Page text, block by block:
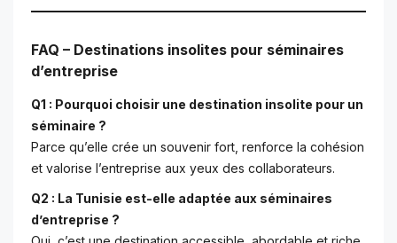
FAQ – Destinations insolites pour séminaires
d’entreprise
Q1 : Pourquoi choisir une destination insolite pour un
séminaire ?
Parce qu’elle crée un souvenir fort, renforce la cohésion
et valorise l’entreprise aux yeux des collaborateurs.
Q2 : La Tunisie est-elle adaptée aux séminaires
d’entreprise ?